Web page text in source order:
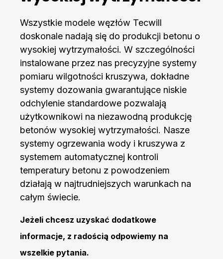
Wszystkie modele węzłów Tecwill
doskonale nadają się do produkcji betonu o
wysokiej wytrzymałości. W szczególności
instalowane przez nas precyzyjne systemy
pomiaru wilgotności kruszywa, dokładne
systemy dozowania gwarantujące niskie
odchylenie standardowe pozwalają
użytkownikowi na niezawodną produkcję
betonów wysokiej wytrzymałości. Nasze
systemy ogrzewania wody i kruszywa z
systemem automatycznej kontroli
temperatury betonu z powodzeniem
działają w najtrudniejszych warunkach na
całym świecie.
Jeżeli chcesz uzyskać dodatkowe
informacje, z radością odpowiemy na
wszelkie pytania.